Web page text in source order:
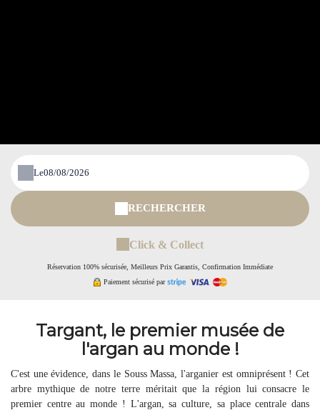
Le
RECHERCHER
Click & Collect
Réservation 100% sécurisée, Meilleurs Prix Garantis, Confirmation Immédiate
Paiement sécurisé par
Targant, le premier musée de
l'argan au monde !
C'est une évidence, dans le Souss Massa, l'arganier est omniprésent ! Cet
arbre mythique de notre terre méritait que la région lui consacre le
premier centre au monde ! L'argan, sa culture, sa place centrale dans